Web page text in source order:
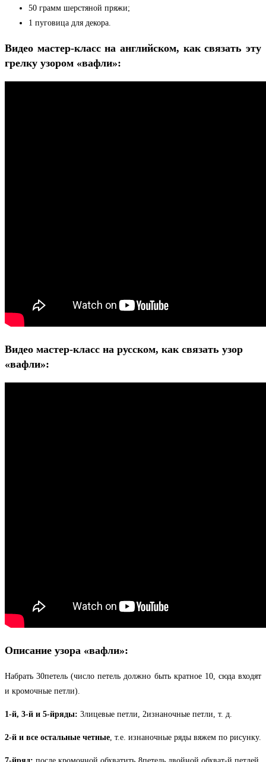
50 грамм шерстяной пряжи;
1 пуговица для декора.
Видео мастер-класс на английском, как связать эту
грелку узором «вафли»:
Видео мастер-класс на русском, как связать узор
«вафли»:
Описание узора «вафли»:
Набрать 30петель (число петель должно быть кратное 10, сюда входят
и кромочные петли).
1-й, 3-й и 5-йряды: 3лицевые петли, 2изнаночные петли, т. д.
2-й и все остальные четные, т.е. изнаночные ряды вяжем по рисунку.